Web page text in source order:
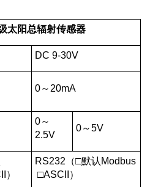
太阳总辐射传感器
DC 9-30V
0～20mA
0～
2.5V
0～5V
RS232（□默认Modbus
□ASCII）